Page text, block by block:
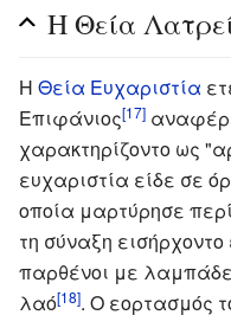
Η Θεία
Η Θεία Ευχαριστία
Επιφάνιος[17]
χαρακτηρίζοντο ως
ευχαριστία είδε σε
οποία μαρτύρησε
τη σύναξη
παρθένοι με
λαό[18]. Ο εορτασμός